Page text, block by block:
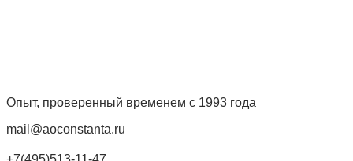
Опыт, проверенный временем с 1993 года
mail@aoconstanta.ru